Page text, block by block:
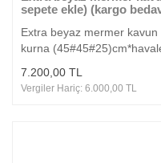
sepete ekle) (kargo
Extra beyaz mermer kavun
kurna
7.200,00 TL
Vergiler Hariç: 6.000,00 TL